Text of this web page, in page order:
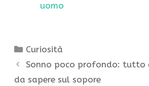
uomo
Categorie
Curiosità
Sonno poco profondo: tutto
da sapere sul sopore